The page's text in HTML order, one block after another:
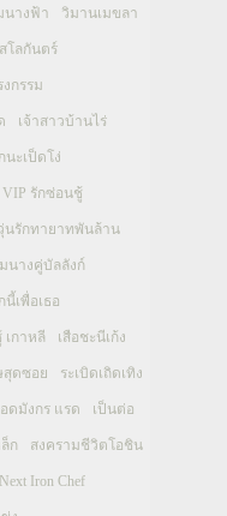
นางฟ้า วิมานเมขลา
โลกันตร์
งกรรม
เจ้าสาวบ้านไร่
นะเป็ดโง่
VIP รักซ่อนชู้
นรักทายาทพันล้าน
นางคู่บัลลังก์
เพื่อเธอ
เกาหลี เสือชะนีเก้ง
สุดซอย ระเบิดเถิดเทิง
อดมังกร แรด เป็นต่อ
ก สงครามชีวิตโอชิน
Iron Chef